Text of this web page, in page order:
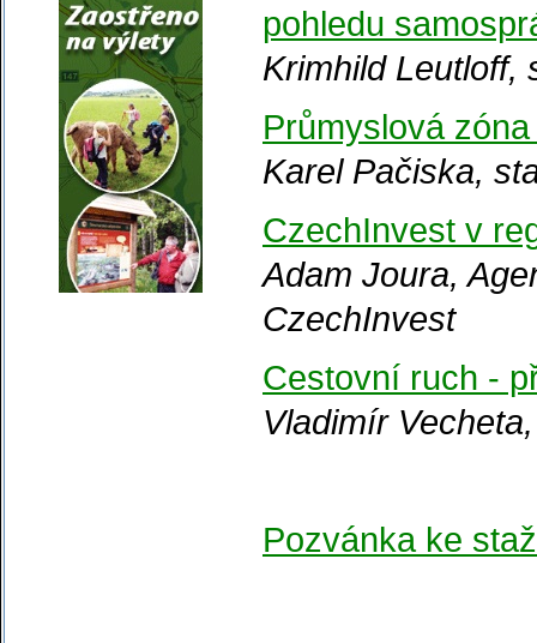
pohledu
Krimhild Leutloff,
Průmyslová
Karel Pačiska,
CzechInvest v
Adam Joura,
CzechInvest
Cestovní ruch -
Vladimír
Pozvánka ke